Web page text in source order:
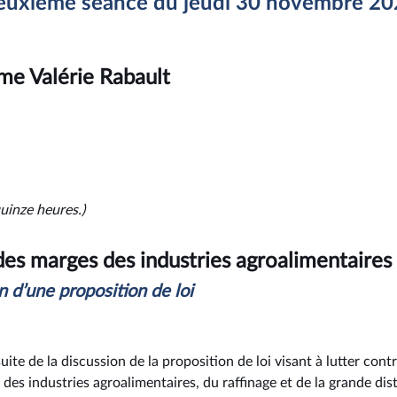
Valérie Rabault
heures.)
marges des industries agroalimentaires
d’une proposition de loi
de la discussion de la proposition de loi visant à lutter
des industries agroalimentaires, du raffinage et de la grande